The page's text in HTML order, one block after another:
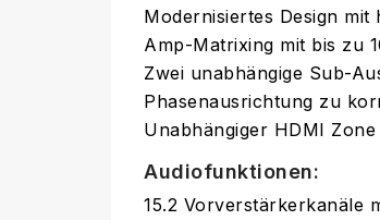
Modernisiertes Design
Amp-Matrixing mit bis zu
Zwei unabhängige Sub-
Phasenausrichtung zu
Unabhängiger HDMI Zone
Audiofunktionen:
15.2 Vorverstärkerkanäle